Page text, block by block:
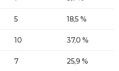
5 18,5 %
10 37,0 %
7 25,9 %